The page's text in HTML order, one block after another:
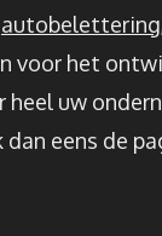
autobelettering
het
uw
eens de